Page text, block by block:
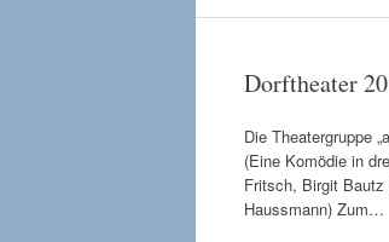
Dorftheater
Die Theatergruppe
(Eine Komödie in
Fritsch, Birgit
Haussmann) Zum…